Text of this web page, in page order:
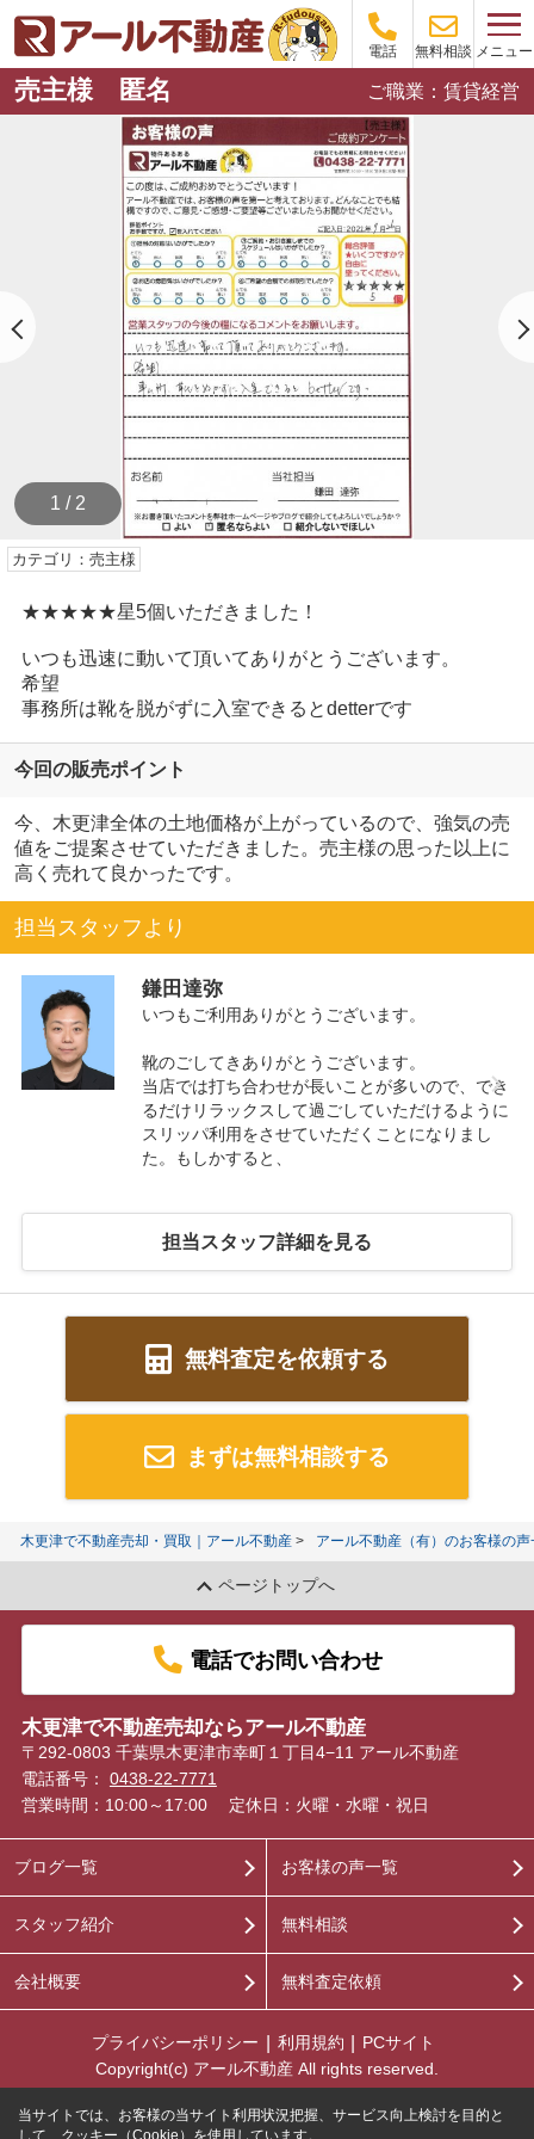
電話 無料相談 メニュー
売主様 匿名 ご職業：賃貸経営
1 / 2
カテゴリ：売主様
★★★★★星5個いただきました！
いつも迅速に動いて頂いてありがとうございます。
希望
事務所は靴を脱がずに入室できるとdetterです
今回の販売ポイント
今、木更津全体の土地価格が上がっているので、強気の売
値をご提案させていただきました。売主様の思った以上に
高く売れて良かったです。
担当スタッフより
鎌田達弥
いつもご利用ありがとうございます。
靴のごしてきありがとうございます。
当店では打ち合わせが長いことが多いので、でき
るだけリラックスして過ごしていただけるように
スリッパ利用をさせていただくことになりまし
た。もしかすると、
担当スタッフ詳細を見る
無料査定を依頼する
まずは無料相談する
木更津で不動産売却・買取｜アール不動産 アール不動産（有）のお客様の声
ページトップへ
電話でお問い合わせ
木更津で不動産売却ならアール不動産
〒292-0803 千葉県木更津市幸町１丁目4−11 アール不動産
電話番号： 0438-22-7771
営業時間：10:00～17:00
定休日：火曜・水曜・祝日
ブログ一覧
スタッフ紹介
会社概要
お客様の声一覧
無料相談
無料査定依頼
プライバシーポリシー 利用規約
PCサイト
Copyright(c) アール不動産 All rights reserved.
当サイトでは、お客様の当サイト利用状況把握、サービス向上検討を目的と
して、クッキー（Cookie）を使用しています。